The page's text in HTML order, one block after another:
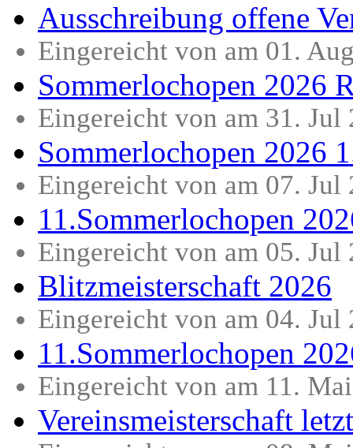
Ausschreibung offene
Eingereicht von am 01.
Sommerlochopen 2026
Eingereicht von am 31.
Sommerlochopen 2026
Eingereicht von am 07.
11.Sommerlochopen
Eingereicht von am 05.
Blitzmeisterschaft 2026
Eingereicht von am 04.
11.Sommerlochopen
Eingereicht von am 11.
Vereinsmeisterschaft